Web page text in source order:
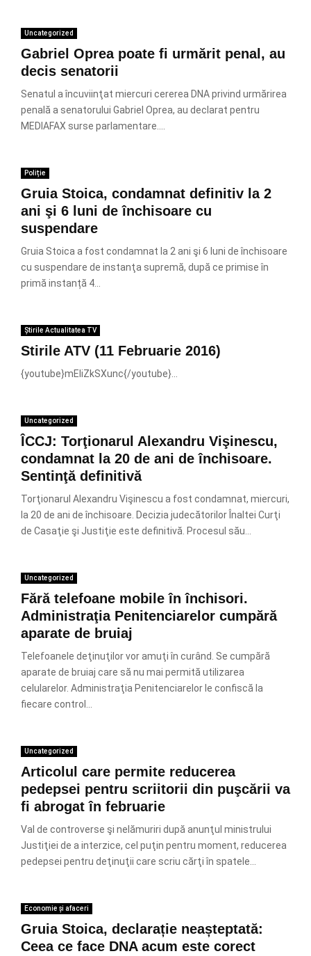
Uncategorized
Gabriel Oprea poate fi urmărit penal, au
decis senatorii
Senatul a încuviinţat miercuri cererea DNA privind urmărirea
penală a senatorului Gabriel Oprea, au declarat pentru
MEDIAFAX surse parlamentare....
Poliție
Gruia Stoica, condamnat definitiv la 2
ani şi 6 luni de închisoare cu
suspendare
Gruia Stoica a fost condamnat la 2 ani şi 6 luni de închisoare
cu suspendare de instanţa supremă, după ce primise în
primă instanță 4...
Știrile Actualitatea TV
Stirile ATV (11 Februarie 2016)
{youtube}mEIiZkSXunc{/youtube}...
Uncategorized
ÎCCJ: Torţionarul Alexandru Vişinescu,
condamnat la 20 de ani de închisoare.
Sentinţă definitivă
Torţionarul Alexandru Vişinescu a fost condamnat, miercuri,
la 20 de ani de închisoare. Decizia judecătorilor Înaltei Curţi
de Casaţie şi Justiţie este definitivă. Procesul său...
Uncategorized
Fără telefoane mobile în închisori.
Administraţia Penitenciarelor cumpără
aparate de bruiaj
Telefoanele deţinuţilor vor amuţi în curând. Se cumpără
aparate de bruiaj care să nu mai permită utilizarea
celularelor. Administraţia Penitenciarelor le confiscă la
fiecare control...
Uncategorized
Articolul care permite reducerea
pedepsei pentru scriitorii din puşcării va
fi abrogat în februarie
Val de controverse şi nelămuriri după anunţul ministrului
Justiţiei de a interzice, cel puţin pentru moment, reducerea
pedepsei pentru deţinuţii care scriu cărţi în spatele...
Economie și afaceri
Gruia Stoica, declarație neașteptată:
Ceea ce face DNA acum este corect